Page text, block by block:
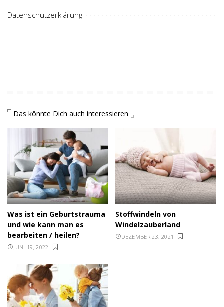
Datenschutzerklärung
Das könnte Dich auch interessieren
Was ist ein Geburtstrauma
und wie kann man es
bearbeiten / heilen?
JUNI 19, 2022
Stoffwindeln von
Windelzauberland
DEZEMBER 23, 2021